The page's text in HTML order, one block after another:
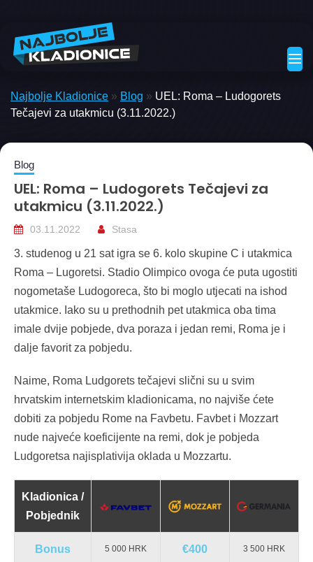
content
Najbolje Kladionice » Blog » UEL: Roma – Ludogorets
Tečajevi za utakmicu (3.11.2022.)
Blog
UEL: Roma – Ludogorets Tečajevi za
utakmicu (3.11.2022.)
03.11.2022 Stasa
3. studenog u 21 sat igra se 6. kolo skupine C i utakmica
Roma – Lugoretsi. Stadio Olimpico ovoga će puta ugostiti
nogometaše Ludogoreca, što bi moglo utjecati na ishod
utakmice. Iako su u prethodnih pet utakmica oba tima
imale dvije pobjede, dva poraza i jedan remi, Roma je i
dalje favorit za pobjedu.
Naime, Roma Ludgorets tečajevi slični su u svim
hrvatskim internetskim kladionicama, no najviše ćete
dobiti za pobjedu Rome na Favbetu. Favbet i Mozzart
nude najveće koeficijente na remi, dok je pobjeda
Ludgoretsa najisplativija oklada u Mozzartu.
Kladionica /
Pobjednik
Bonus 5 000 HRK €400 3 500 HRK